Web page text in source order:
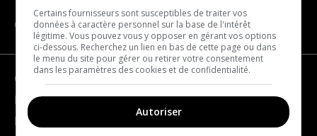
CATÉGORIES
Géographie
France
Europe
Certains fournisseurs sont susceptibles de traiter vos
données à caractère personnel sur la base de l'intérêt
légitime. Vous pouvez vous y opposer en gérant vos options
ci-dessous. Recherchez un lien en bas de cette page ou dans
le menu du site pour gérer ou retirer votre consentement
dans les paramètres des cookies et de confidentialité.
Autoriser